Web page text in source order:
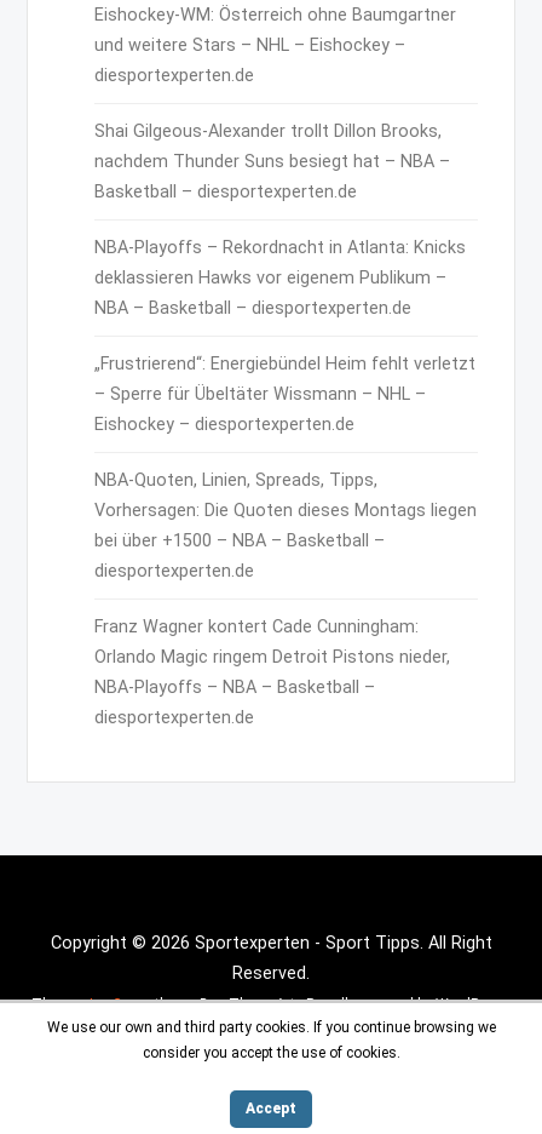
Eishockey-WM: Österreich ohne Baumgartner
und weitere Stars – NHL – Eishockey –
diesportexperten.de
Shai Gilgeous-Alexander trollt Dillon Brooks,
nachdem Thunder Suns besiegt hat – NBA –
Basketball – diesportexperten.de
NBA-Playoffs – Rekordnacht in Atlanta: Knicks
deklassieren Hawks vor eigenem Publikum –
NBA – Basketball – diesportexperten.de
„Frustrierend“: Energiebündel Heim fehlt verletzt
– Sperre für Übeltäter Wissmann – NHL –
Eishockey – diesportexperten.de
NBA-Quoten, Linien, Spreads, Tipps,
Vorhersagen: Die Quoten dieses Montags liegen
bei über +1500 – NBA – Basketball –
diesportexperten.de
Franz Wagner kontert Cade Cunningham:
Orlando Magic ringem Detroit Pistons nieder,
NBA-Playoffs – NBA – Basketball –
diesportexperten.de
Copyright © 2026 Sportexperten - Sport Tipps. All Right
Reserved.
Theme :Inx Gametheme By aThemeArt - Proudly powered by WordPress.
We use our own and third party cookies. If you continue browsing we
consider you accept the use of cookies.
Accept